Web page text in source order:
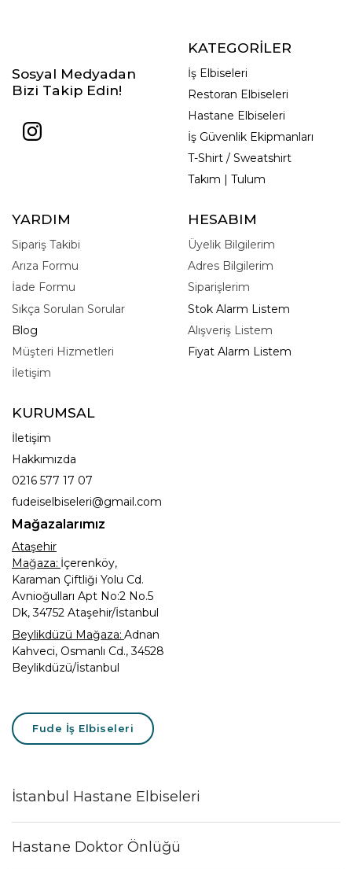
Sosyal Medyadan
Bizi Takip Edin!
KATEGORİLER
İş Elbiseleri
Restoran Elbiseleri
Hastane Elbiseleri
İş Güvenlik Ekipmanları
T-Shirt / Sweatshirt
Takım | Tulum
YARDIM
Sipariş Takibi
Arıza Formu
İade Formu
Sıkça Sorulan Sorular
Blog
Müşteri Hizmetleri
İletişim
HESABIM
Üyelik Bilgilerim
Adres Bilgilerim
Siparişlerim
Stok Alarm Listem
Alışveriş Listem
Fiyat Alarm Listem
KURUMSAL
İletişim
Hakkımızda
0216 577 17 07
fudeiselbiseleri@gmail.com
Mağazalarımız
Ataşehir
Mağaza: İçerenköy,
Karaman Çiftliği Yolu Cd.
Avnioğulları Apt No:2 No.5
Dk, 34752 Ataşehir/İstanbul
Beylikdüzü Mağaza: Adnan
Kahveci, Osmanlı Cd., 34528
Beylikdüzü/İstanbul
Fude İş Elbiseleri
İstanbul Hastane Elbiseleri
Hastane Doktor Önlüğü